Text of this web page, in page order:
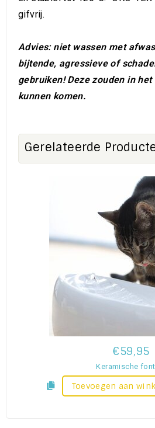
gifvrij.
Advies: niet wassen met
bijtende, agressieve of
gebruiken! Deze zouden in
kunnen komen.
Gerelateerde
€59,95
Keramische
Toevoegen aan